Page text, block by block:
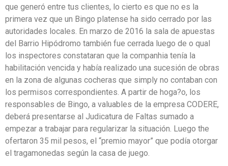
que generó entre tus clientes, lo cierto es que no es la
primera vez que un Bingo platense ha sido cerrado por las
autoridades locales. En marzo de 2016 la sala de apuestas
del Barrio Hipódromo también fue cerrada luego de o qual
los inspectores constataran que la companhia tenía la
habilitación vencida y había realizado una sucesión de obras
en la zona de algunas cocheras que simply no contaban con
los permisos correspondientes. A partir de hoga?o, los
responsables de Bingo, a valuables de la empresa CODERE,
deberá presentarse al Judicatura de Faltas sumado a
empezar a trabajar para regularizar la situación. Luego the
ofertaron 35 mil pesos, el “premio mayor” que podía otorgar
el tragamonedas según la casa de juego.